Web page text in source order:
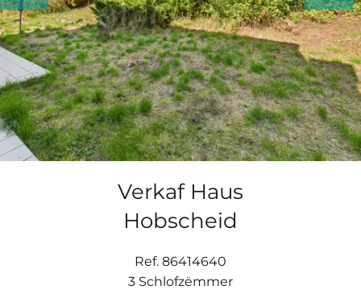
Verkaf Haus
Hobscheid
Ref. 86414640
3 Schlofzëmmer